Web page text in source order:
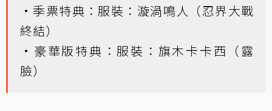
·季票特典：服裝：漩渦鳴人（忍界大戰
終結）
·豪華版特典：服裝：旗木卡卡西（露
臉）